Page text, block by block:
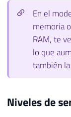
En el
memoria
RAM, te
lo que
también la
Niveles de